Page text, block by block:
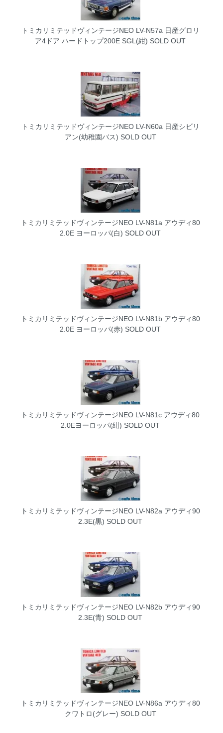
トミカリミテッドヴィンテージNEO LV-N57a 日産グロリ
ア4ドア ハードトップ200E SGL(紺) SOLD OUT
トミカリミテッドヴィンテージNEO LV-N60a 日産シビリ
アン(幼稚園バス) SOLD OUT
トミカリミテッドヴィンテージNEO LV-N81a アウディ80
2.0E ヨーロッパ(白) SOLD OUT
トミカリミテッドヴィンテージNEO LV-N81b アウディ80
2.0E ヨーロッパ(赤) SOLD OUT
トミカリミテッドヴィンテージNEO LV-N81c アウディ80
2.0Eヨーロッパ(紺) SOLD OUT
トミカリミテッドヴィンテージNEO LV-N82a アウディ90
2.3E(黒) SOLD OUT
トミカリミテッドヴィンテージNEO LV-N82b アウディ90
2.3E(青) SOLD OUT
トミカリミテッドヴィンテージNEO LV-N86a アウディ80
クワトロ(グレー) SOLD OUT